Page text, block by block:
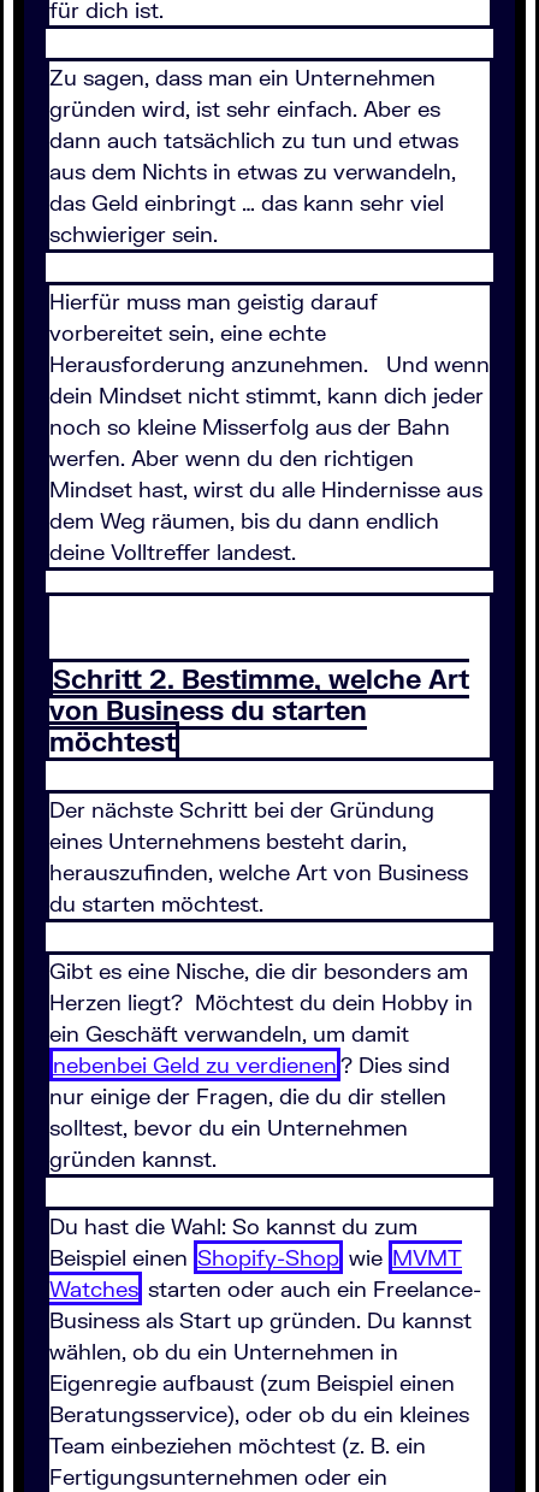
für dich ist.
Zu sagen, dass man ein Unternehmen
gründen wird, ist sehr einfach. Aber es
dann auch tatsächlich zu tun und etwas
aus dem Nichts in etwas zu verwandeln,
das Geld einbringt … das kann sehr viel
schwieriger sein.
Hierfür muss man geistig darauf
vorbereitet sein, eine echte
Herausforderung anzunehmen. Und wenn
dein Mindset nicht stimmt, kann dich jeder
noch so kleine Misserfolg aus der Bahn
werfen. Aber wenn du den richtigen
Mindset hast, wirst du alle Hindernisse aus
dem Weg räumen, bis du dann endlich
deine Volltreffer landest.
Schritt 2. Bestimme, welche Art
von Business du starten
möchtest
Der nächste Schritt bei der Gründung
eines Unternehmens besteht darin,
herauszufinden, welche Art von Business
du starten möchtest.
Gibt es eine Nische, die dir besonders am
Herzen liegt? Möchtest du dein Hobby in
ein Geschäft verwandeln, um damit
nebenbei Geld zu verdienen? Dies sind
nur einige der Fragen, die du dir stellen
solltest, bevor du ein Unternehmen
gründen kannst.
Du hast die Wahl: So kannst du zum
Beispiel einen Shopify-Shop wie MVMT
Watches starten oder auch ein Freelance-
Business als Start up gründen. Du kannst
wählen, ob du ein Unternehmen in
Eigenregie aufbaust (zum Beispiel einen
Beratungsservice), oder ob du ein kleines
Team einbeziehen möchtest (z. B. ein
Fertigungsunternehmen oder ein